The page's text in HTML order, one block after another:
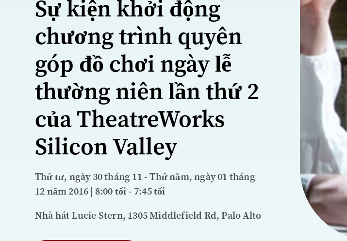
Sự kiện khởi động
chương trình quyên
góp đồ chơi ngày lễ
thường niên lần thứ 2
của TheatreWorks
Silicon Valley
Thứ tư, ngày 30 tháng 11 - Thứ năm, ngày 01 tháng
12 năm 2016 | 8:00 tối - 7:45 tối
Nhà hát Lucie Stern, 1305 Middlefield Rd, Palo Alto